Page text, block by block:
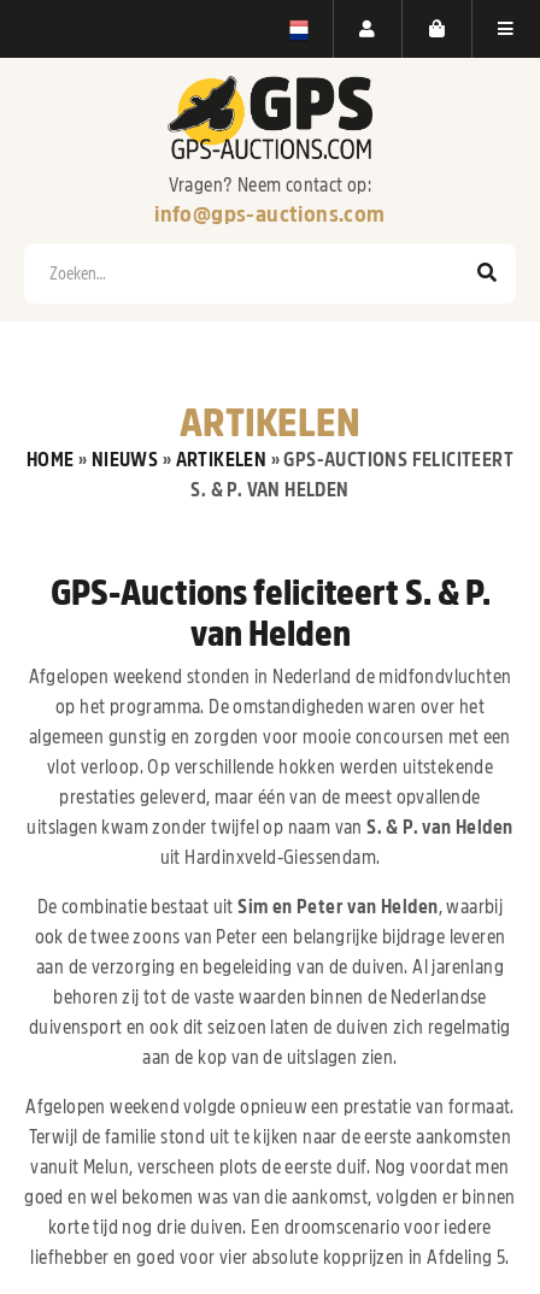
Vragen? Neem contact op:
info@gps-auctions.com
ARTIKELEN
HOME » NIEUWS » ARTIKELEN »GPS-AUCTIONS FELICITEERT
S. & P. VAN HELDEN
GPS-Auctions feliciteert S. & P.
van Helden
Afgelopen weekend stonden in Nederland de midfondvluchten
op het programma. De omstandigheden waren over het
algemeen gunstig en zorgden voor mooie concoursen met een
vlot verloop. Op verschillende hokken werden uitstekende
prestaties geleverd, maar één van de meest opvallende
uitslagen kwam zonder twijfel op naam vanS. & P. van Helden
uit Hardinxveld-Giessendam.
De combinatie bestaat uitSim en Peter van Helden, waarbij
ook de twee zoons van Peter een belangrijke bijdrage leveren
aan de verzorging en begeleiding van de duiven. Al jarenlang
behoren zij tot de vaste waarden binnen de Nederlandse
duivensport en ook dit seizoen laten de duiven zich regelmatig
aan de kop van de uitslagen zien.
Afgelopen weekend volgde opnieuw een prestatie van formaat.
Terwijl de familie stond uit te kijken naar de eerste aankomsten
vanuit Melun, verscheen plots de eerste duif. Nog voordat men
goed en wel bekomen was van die aankomst, volgden er binnen
korte tijd nog drie duiven. Een droomscenario voor iedere
liefhebber en goed voor vier absolute kopprijzen in Afdeling 5.